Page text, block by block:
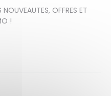
NOUVEAUTES, OFFRES ET
!